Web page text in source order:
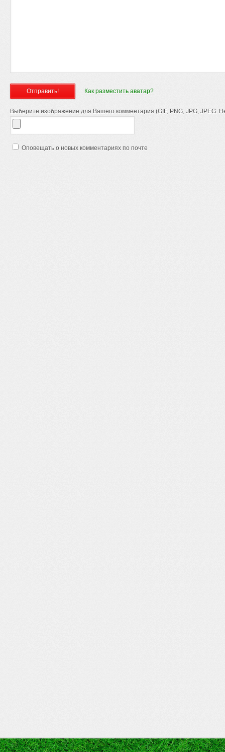
Как разместить аватар?
Выберите изображение для Вашего комментария (GIF, PNG, JPG, JPEG.
Оповещать о новых комментариях по почте